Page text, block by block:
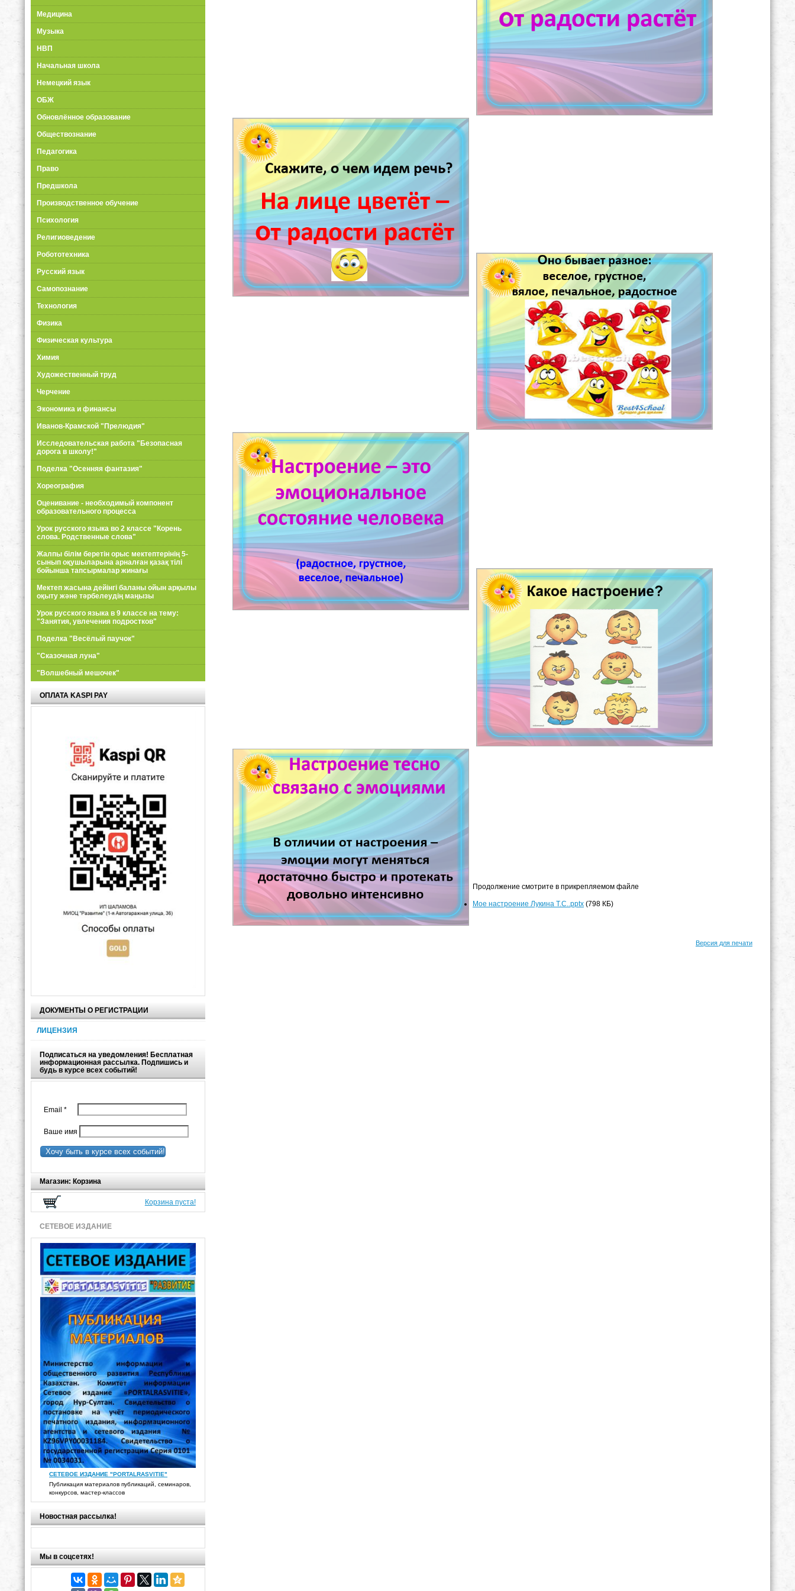
Медицина
Музыка
НВП
Начальная школа
Немецкий язык
ОБЖ
Обновлённое образование
Обществознание
Педагогика
Право
Предшкола
Производственное обучение
Психология
Религиоведение
Робототехника
Русский язык
Самопознание
Технология
Физика
Физическая культура
Химия
Художественный труд
Черчение
Экономика и финансы
Иванов-Крамской "Прелюдия"
Исследовательская работа "Безопасная
дорога в школу!"
Поделка "Осенняя фантазия"
Хореография
Оценивание - необходимый компонент
образовательного процесса
Урок русского языка во 2 классе "Корень
слова. Родственные слова"
Жалпы білім беретін орыс мектептерінің 5-
сынып оқушыларына арналған қазақ тілі
бойынша тапсырмалар жинағы
Мектеп жасына дейінгі баланы ойын арқылы
оқыту және тәрбелеудің маңызы
Урок русского языка в 9 классе на тему:
"Занятия, увлечения подростков"
Поделка "Весёлый паучок"
"Сказочная луна"
"Волшебный мешочек"
ОПЛАТА KASPI PAY
ДОКУМЕНТЫ О РЕГИСТРАЦИИ
ЛИЦЕНЗИЯ
Подписаться на уведомления! Бесплатная
информационная рассылка. Подпишись и
будь в курсе всех событий!
Email *
Ваше имя
Хочу быть в курсе всех событий!
Магазин: Корзина
Корзина пуста!
СЕТЕВОЕ ИЗДАНИЕ
СЕТЕВОЕ ИЗДАНИЕ "PORTALRASVITIE"
Публикация материалов публикаций, семинаров,
конкурсов, мастер-классов
Новостная рассылка!
Мы в соцсетях!
Продолжение смотрите в прикрепляемом файле
Мое настроение Лукина Т.С..pptx (798 КБ)
Версия для печати